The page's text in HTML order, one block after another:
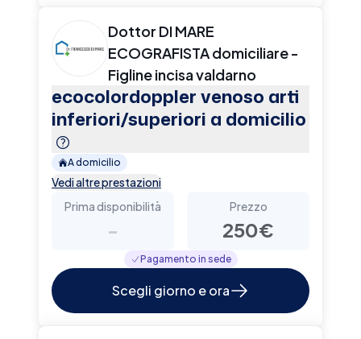
Dottor DI MARE
ECOGRAFISTA domiciliare -
Figline incisa valdarno
ecocolordoppler venoso arti
inferiori/superiori a domicilio
A domicilio
Vedi altre prestazioni
Prima disponibilità
-
Prezzo
250€
Pagamento in sede
Scegli giorno e ora